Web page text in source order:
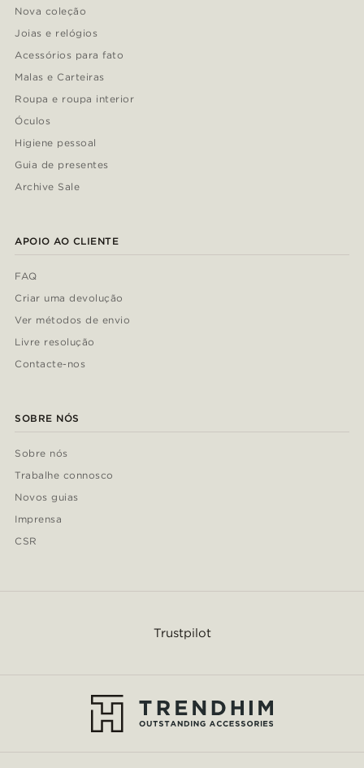
Nova coleção
Joias e relógios
Acessórios para fato
Malas e Carteiras
Roupa e roupa interior
Óculos
Higiene pessoal
Guia de presentes
Archive Sale
APOIO AO CLIENTE
FAQ
Criar uma devolução
Ver métodos de envio
Livre resolução
Contacte-nos
SOBRE NÓS
Sobre nós
Trabalhe connosco
Novos guias
Imprensa
CSR
Trustpilot